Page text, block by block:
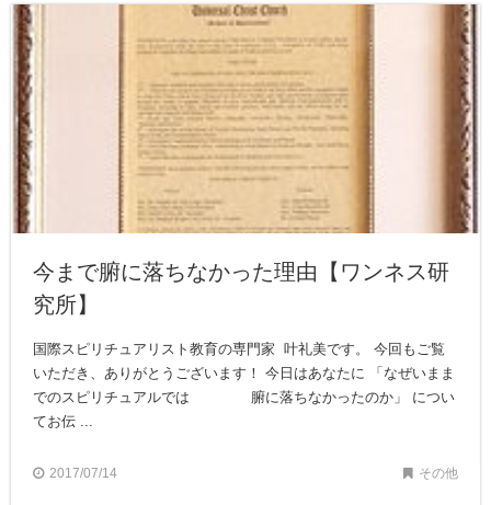
今まで腑に落ちなかった理由【ワンネス研
究所】
国際スピリチュアリスト教育の専門家 叶礼美です。 今回もご覧
いただき、ありがとうございます！ 今日はあなたに 「なぜいまま
でのスピリチュアルでは 腑に落ちなかったのか」 につい
てお伝 ...
2017/07/14 その他